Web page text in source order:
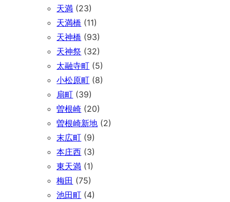
天満 (23)
天満橋 (11)
天神橋 (93)
天神祭 (32)
太融寺町 (5)
小松原町 (8)
扇町 (39)
曽根崎 (20)
曽根崎新地 (2)
末広町 (9)
本庄西 (3)
東天満 (1)
梅田 (75)
池田町 (4)